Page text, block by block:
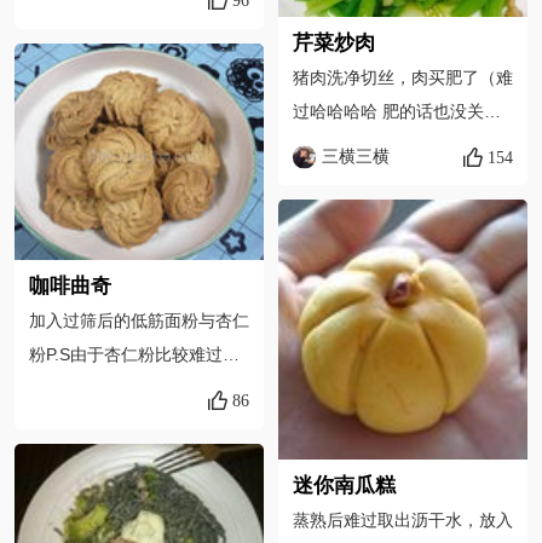
咖啡曲奇
加入过筛后的低筋面粉与杏仁
粉P.S由于杏仁粉比较难过筛
所以可以直接加进去拌匀就
86
芹菜炒肉
猪肉洗净切丝，肉买肥了（难
过哈哈哈哈 肥的话也没关系
就多炒一会，把油煸出来
三横三横 154
迷你南瓜糕
蒸熟后难过取出沥干水，放入